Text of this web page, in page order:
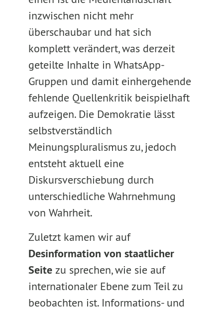
inzwischen nicht mehr
überschaubar und hat sich
komplett verändert, was derzeit
geteilte Inhalte in WhatsApp-
Gruppen und damit einhergehende
fehlende Quellenkritik beispielhaft
aufzeigen. Die Demokratie lässt
selbstverständlich
Meinungspluralismus zu, jedoch
entsteht aktuell eine
Diskursverschiebung durch
unterschiedliche Wahrnehmung
von Wahrheit.
Zuletzt kamen wir auf
Desinformation von staatlicher
Seite zu sprechen, wie sie auf
internationaler Ebene zum Teil zu
beobachten ist. Informations- und